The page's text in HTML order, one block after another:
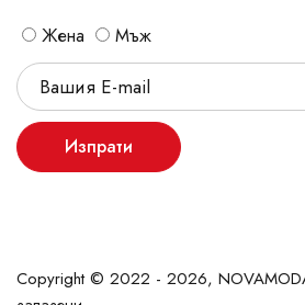
Жена Мъж
Изпрати
Copyright © 2022 - 2026,